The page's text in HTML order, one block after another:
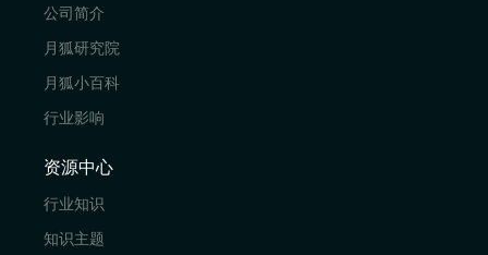
公司简介
月狐研究院
月狐小百科
行业影响
资源中心
行业知识
知识主题